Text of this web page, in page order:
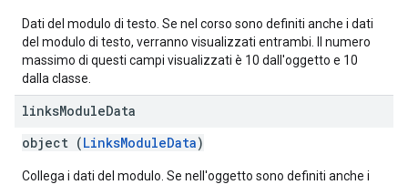
Dati del modulo di testo. Se nel corso sono definiti anche i dati
del modulo di testo, verranno visualizzati entrambi. Il numero
massimo di questi campi visualizzati è 10 dall'oggetto e 10
dalla classe.
linksModuleData
object (LinksModuleData)
Collega i dati del modulo. Se nell'oggetto sono definiti anche i